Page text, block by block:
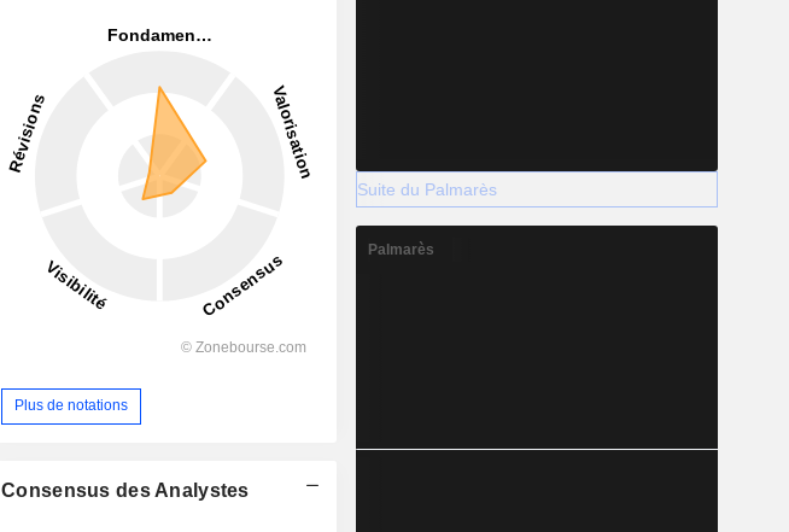
Plus de notations
Consensus des Analystes
Suite du Palmarès
Palmarès